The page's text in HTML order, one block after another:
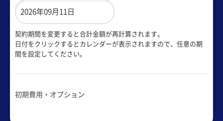
契約期間を変更すると合計金額が再計算されます。
日付をクリックするとカレンダーが表示されますので、任意の期
間を設定してください。
初期費用・オプション